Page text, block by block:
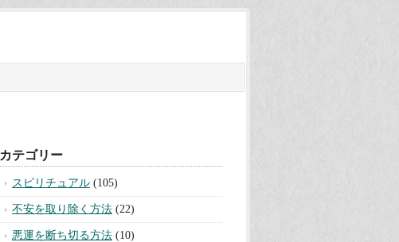
カテゴリー
スピリチュアル (105)
不安を取り除く方法 (22)
悪運を断ち切る方法 (10)